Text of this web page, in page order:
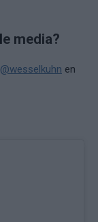
media?
@wesselkuhn en